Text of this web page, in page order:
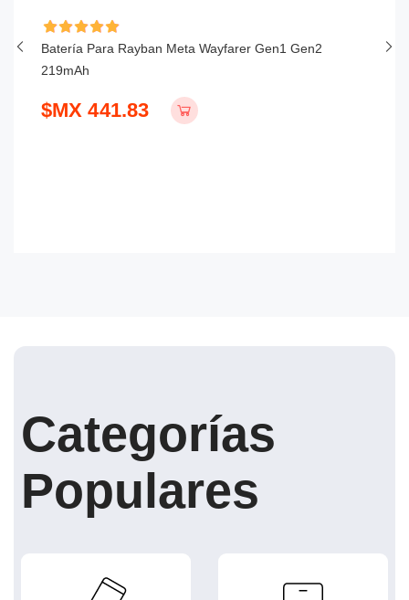
Batería Para Rayban Meta Wayfarer Gen1 Gen2
219mAh
$MX 441.83
Categorías
Populares